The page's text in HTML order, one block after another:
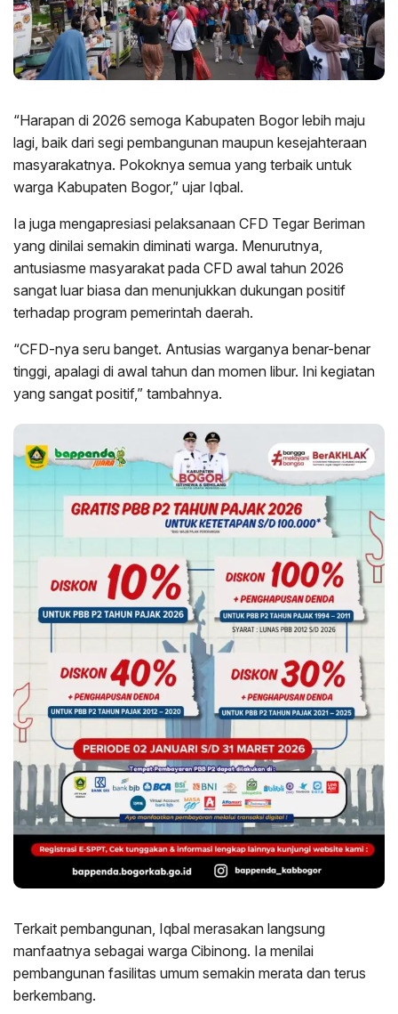
“Harapan di 2026 semoga Kabupaten Bogor lebih maju
lagi, baik dari segi pembangunan maupun kesejahteraan
masyarakatnya. Pokoknya semua yang terbaik untuk
warga Kabupaten Bogor,” ujar Iqbal.
Ia juga mengapresiasi pelaksanaan CFD Tegar Beriman
yang dinilai semakin diminati warga. Menurutnya,
antusiasme masyarakat pada CFD awal tahun 2026
sangat luar biasa dan menunjukkan dukungan positif
terhadap program pemerintah daerah.
“CFD-nya seru banget. Antusias warganya benar-benar
tinggi, apalagi di awal tahun dan momen libur. Ini kegiatan
yang sangat positif,” tambahnya.
Terkait pembangunan, Iqbal merasakan langsung
manfaatnya sebagai warga Cibinong. Ia menilai
pembangunan fasilitas umum semakin merata dan terus
berkembang.